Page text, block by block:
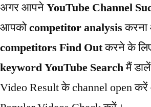
अगर आपनेYouTube Channel
आपकोcompetitor analysisकरना
competitors Find Outकरने के
keyword YouTube Searchमैं
Video Result के channel open